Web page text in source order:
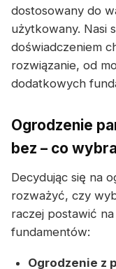
dostosowany do
użytkowany. Nasi
doświadczeniem
rozwiązanie, od
dodatkowych
Ogrodzenie
bez – co
Decydując się na
rozważyć, czy
raczej postawić
fundamentów:
Ogrodzenie z